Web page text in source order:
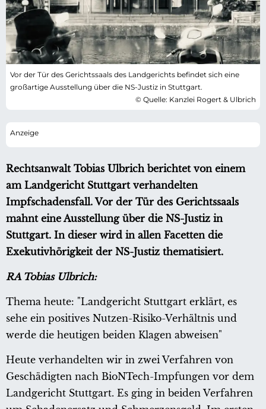
Vor der Tür des Gerichtssaals des Landgerichts befindet sich eine
großartige Ausstellung über die NS-Justiz in Stuttgart.
© Quelle: Kanzlei Rogert & Ulbrich
Rechtsanwalt Tobias Ulbrich berichtet von einem
am Landgericht Stuttgart verhandelten
Impfschadensfall. Vor der Tür des Gerichtssaals
mahnt eine Ausstellung über die NS-Justiz in
Stuttgart. In dieser wird in allen Facetten die
Exekutivhörigkeit der NS-Justiz thematisiert.
RA Tobias Ulbrich:
Thema heute: "Landgericht Stuttgart erklärt, es
sehe ein positives Nutzen-Risiko-Verhältnis und
werde die heutigen beiden Klagen abweisen"
Heute verhandelten wir in zwei Verfahren von
Geschädigten nach BioNTech-Impfungen vor dem
Landgericht Stuttgart. Es ging in beiden Verfahren